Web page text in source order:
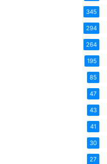
345
294
264
195
85
47
43
41
30
27